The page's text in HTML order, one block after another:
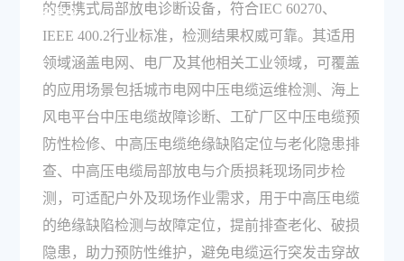
场景？
的便携式局部放电诊断设备，符合IEC 60270、
IEEE 400.2行业标准，检测结果权威可靠。其适用
领域涵盖电网、电厂及其他相关工业领域，可覆盖
的应用场景包括城市电网中压电缆运维检测、海上
风电平台中压电缆故障诊断、工矿厂区中压电缆预
防性检修、中高压电缆绝缘缺陷定位与老化隐患排
查、中高压电缆局部放电与介质损耗现场同步检
测，可适配户外及现场作业需求，用于中高压电缆
的绝缘缺陷检测与故障定位，提前排查老化、破损
隐患，助力预防性维护，避免电缆运行突发击穿故